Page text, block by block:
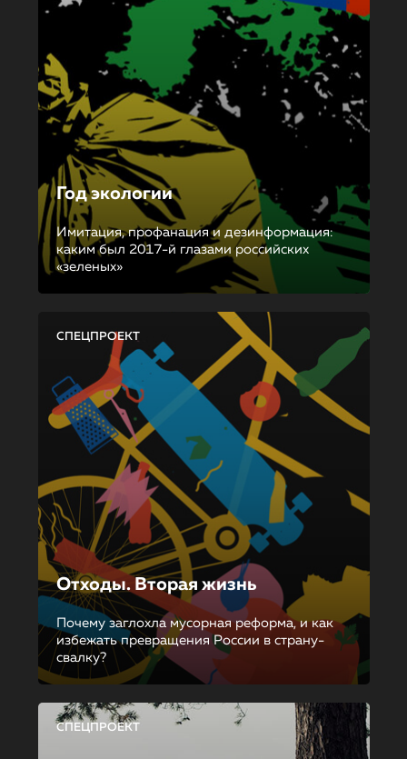
Год экологии
Имитация, профанация и дезинформация:
каким был 2017-й глазами российских
«зеленых»
СПЕЦПРОЕКТ
Отходы. Вторая жизнь
Почему заглохла мусорная реформа, и как
избежать превращения России в страну-
свалку?
СПЕЦПРОЕКТ